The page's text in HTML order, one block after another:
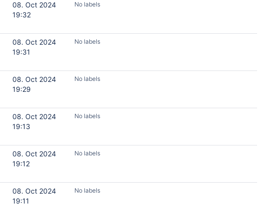
08. Oct 2024
19:32
No labels
08. Oct 2024
19:31
No labels
08. Oct 2024
19:29
No labels
08. Oct 2024
19:13
No labels
08. Oct 2024
19:12
No labels
08. Oct 2024
19:11
No labels